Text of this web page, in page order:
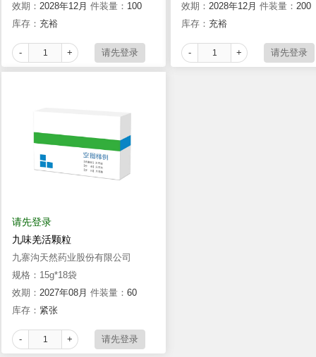
效期： 2028年12月 件装量： 100
库存： 充裕
- +
效期： 2028年12月 件装量： 200
库存： 充裕
- +
请先登录
九味羌活颗粒
九寨沟天然药业股份有限公司
规格：15g*18袋
效期： 2027年08月 件装量： 60
库存： 紧张
- +